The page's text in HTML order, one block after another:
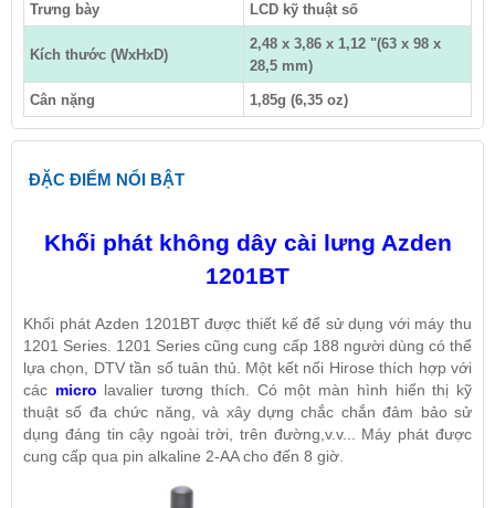
Trưng bày LCD kỹ thuật số
Kích thước (WxHxD)
2,48 x 3,86 x 1,12 "(63 x 98 x
28,5 mm)
Cân nặng 1,85g (6,35 oz)
ĐẶC ĐIỂM NỔI BẬT
Khối phát không dây cài lưng Azden
1201BT
Khối phát Azden 1201BTđược thiết kế để sử dụng với máy thu
1201 Series. 1201 Series cũng cung cấp 188 người dùng có thể
lựa chọn, DTV tần số tuân thủ. Một kết nối Hirose thích hợp với
các micro lavalier tương thích. Có một màn hình hiển thị kỹ
thuật số đa chức năng, và xây dựng chắc chắn đảm bảo sử
dụng đáng tin cậy ngoài trời, trên đường,v.v... Máy phát được
cung cấp qua pin alkaline 2-AA cho đến 8 giờ.